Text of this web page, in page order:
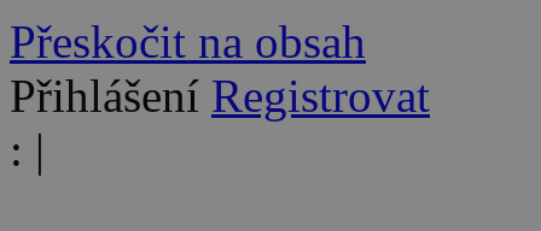
Přeskočit na obsah
Přihlášení Registrovat
: |